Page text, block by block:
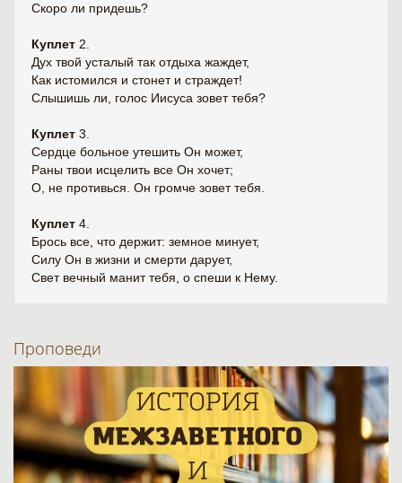
Скоро ли придешь?
Куплет 2.
Дух твой усталый так отдыха жаждет,
Как истомился и стонет и страждет!
Слышишь ли, голос Иисуса зовет тебя?
Куплет 3.
Сердце больное утешить Он может,
Раны твои исцелить все Он хочет;
О, не противься. Он громче зовет тебя.
Куплет 4.
Брось все, что держит: земное минует,
Силу Он в жизни и смерти дарует,
Свет вечный манит тебя, о спеши к Нему.
Проповеди